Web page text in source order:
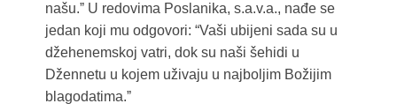
našu.ˮ U redovima Poslanika, s.a.v.a., nađe se
jedan koji mu odgovori: “Vaši ubijeni sada su u
džehenemskoj vatri, dok su naši šehidi u
Džennetu u kojem uživaju u najboljim Božijim
blagodatima.ˮ